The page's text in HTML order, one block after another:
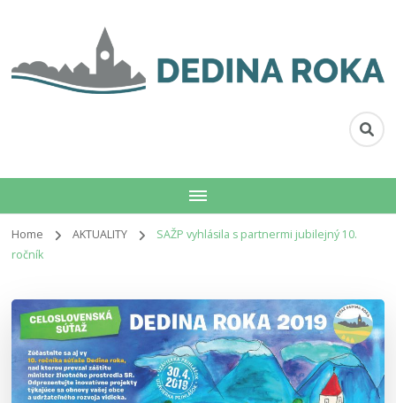
Home AKTUALITY
SAŽP vyhlásila s partnermi jubilejný 10.
ročník